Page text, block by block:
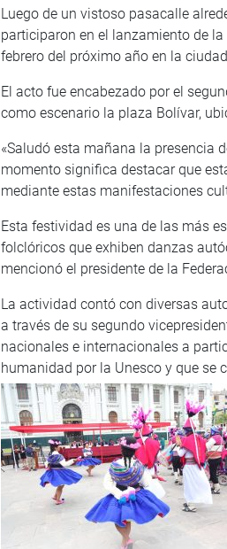
Luego de un vistoso pasacalle
participaron en el lanzamiento de
febrero del próximo año en la
El acto fue encabezado por el
como escenario la plaza Bolívar,
«Saludó esta mañana la presencia
momento significa destacar que
mediante estas manifestaciones
Esta festividad es una de las más
folclóricos que exhiben danzas
mencionó el presidente de la
La actividad contó con diversas
a través de su segundo
nacionales e internacionales a
humanidad por la Unesco y que se